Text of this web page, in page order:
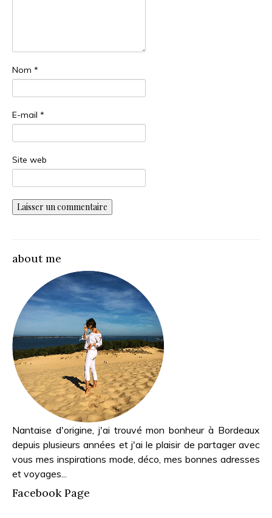
Nom *
E-mail *
Site web
about me
Nantaise d'origine, j'ai trouvé mon bonheur à Bordeaux
depuis plusieurs années et j'ai le plaisir de partager avec
vous mes inspirations mode, déco, mes bonnes adresses
et voyages...
Facebook Page